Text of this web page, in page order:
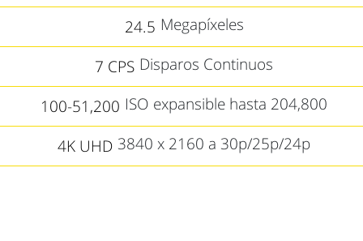
24.5 Megapíxeles
7 CPS Disparos Continuos
100-51,200 ISO expansible hasta 204,800
4K UHD 3840 x 2160 a 30p/25p/24p